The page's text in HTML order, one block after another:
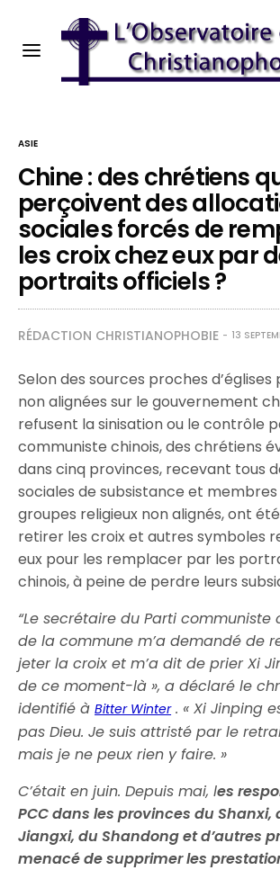
ASIE
Chine : des chrétiens
perçoivent des
sociales forcés de
les croix chez eux par
portraits officiels ?
RÉDACTION CHRISTIANOPHOBIE 13
Selon des sources proches
non alignées sur le gouvernement
refusent la sinisation ou le contrôle
communiste chinois, des chrétiens
dans cinq provinces, recevant tous
sociales de subsistance et membres
groupes religieux non alignés, ont
retirer les croix et autres symboles
eux pour les remplacer par les
chinois, à peine de perdre leurs
“Le secrétaire du Parti communiste
de la commune m’a demandé de
jeter la croix et m’a dit de prier Xi
de ce moment-là », a déclaré le
identifié àBitter Winter. « Xi Jinping
pas Dieu. Je suis attristé par le
mais je ne peux rien y faire. »
C’était en juin. Depuis mai, les
PCC dans les provinces du Shanxi,
Jiangxi, du Shandong et d’autres
menacé de supprimer les